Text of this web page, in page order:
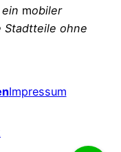
mobiler
Stadtteile ohne
Impressum